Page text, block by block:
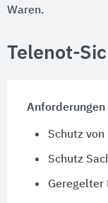
Waren.
Telenot-
Anforderungen
Schutz
Schutz
Geregelter